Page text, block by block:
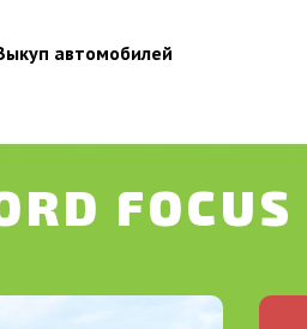
автомобилей
FOCUS